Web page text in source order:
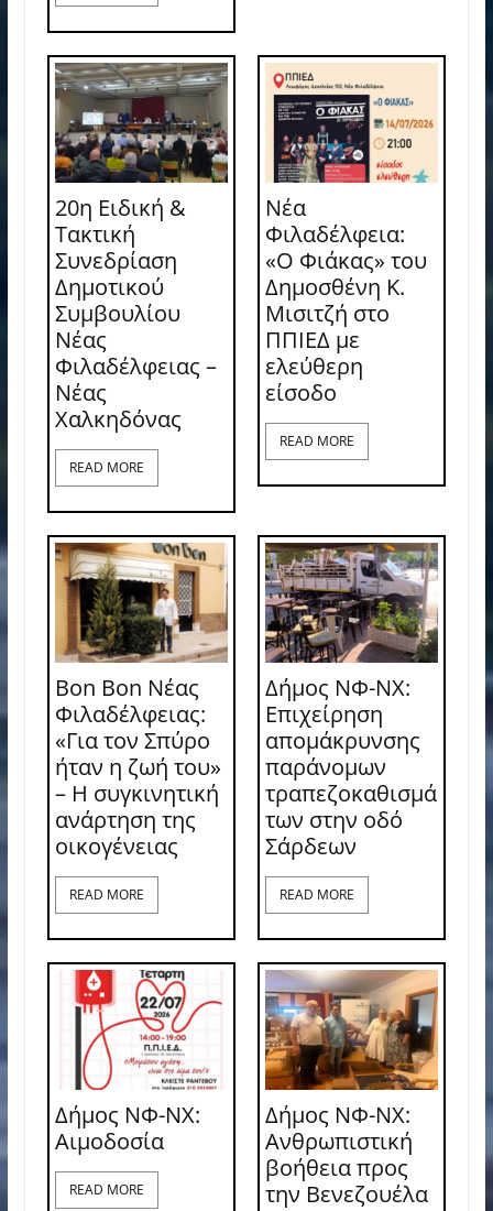
20η Ειδική &
Τακτική
Συνεδρίαση
Δημοτικού
Συμβουλίου
Νέας
Φιλαδέλφειας –
Νέας
Χαλκηδόνας
READ MORE
Νέα
Φιλαδέλφεια:
«Ο Φιάκας» του
Δημοσθένη Κ.
Μισιτζή στο
ΠΠΙΕΔ με
ελεύθερη
είσοδο
READ MORE
Bon Bon Νέας
Φιλαδέλφειας:
«Για τον Σπύρο
ήταν η ζωή του»
– Η συγκινητική
ανάρτηση της
οικογένειας
READ MORE
Δήμος ΝΦ-ΝΧ:
Επιχείρηση
απομάκρυνσης
παράνομων
τραπεζοκαθισμά
των στην οδό
Σάρδεων
READ MORE
Δήμος ΝΦ-ΝΧ:
Aιμοδοσία
READ MORE
Δήμος ΝΦ-ΝΧ:
Ανθρωπιστική
βοήθεια προς
την Βενεζουέλα